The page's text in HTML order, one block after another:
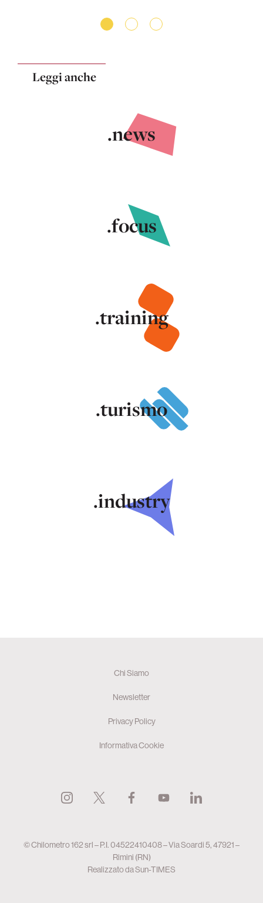
Leggi anche
.news
.focus
.training
.turismo
.industry
Chi Siamo
Newsletter
Privacy Policy
Informativa Cookie
© Chilometro 162 srl – P.I. 04522410408 – Via Soardi 5, 47921 –
Rimini (RN)
Realizzato daSun-TIMES